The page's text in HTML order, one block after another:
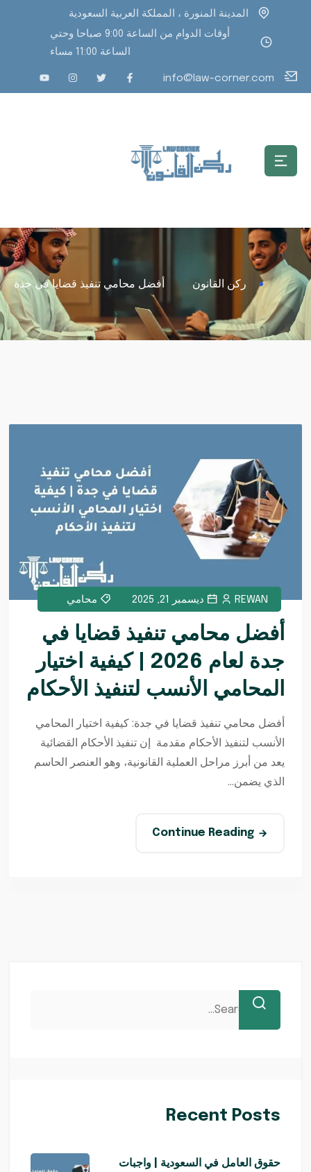
المدينة المنورة ، المملكة العربية السعودية
أوقات الدوام من الساعة 9:00 صباحا وحتي
الساعة 11:00 مساء
info@law-corner.com
ركن القانون أفضل محامي تنفيذ قضايا في جدة
REWAN ديسمبر 21, 2025 محامي
أفضل محامي تنفيذ قضايا في
جدة لعام 2026 | كيفية اختيار
المحامي الأنسب لتنفيذ الأحكام
أفضل محامي تنفيذ قضايا في جدة: كيفية اختيار المحامي
الأنسب لتنفيذ الأحكام مقدمة إن تنفيذ الأحكام القضائية
يعد من أبرز مراحل العملية القانونية، وهو العنصر الحاسم
الذي يضمن...
Continue Reading
Recent Posts
حقوق العامل في السعودية | واجبات